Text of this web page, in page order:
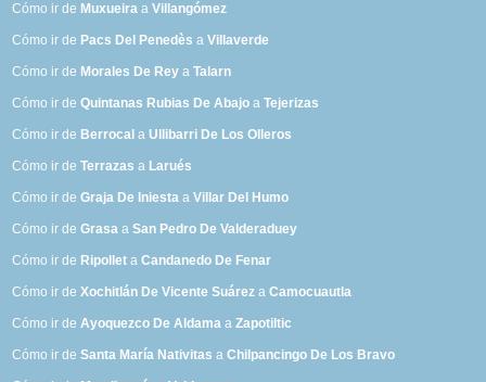
Cómo ir de Muxueira aVillangómez
Cómo ir de Pacs Del Penedès aVillaverde
Cómo ir de Morales De Rey aTalarn
Cómo ir deQuintanas Rubias De Abajo aTejerizas
Cómo ir de Berrocal aUllibarri De Los Olleros
Cómo ir deTerrazas a Larués
Cómo ir deGraja De Iniesta aVillar Del Humo
Cómo ir deGrasa aSan Pedro De Valderaduey
Cómo ir de Ripollet aCandanedo De Fenar
Cómo ir deXochitlán De Vicente Suárez aCamocuautla
Cómo ir deAyoquezco De Aldama aZapotiltic
Cómo ir deSanta María Nativitas aChilpancingo De Los Bravo